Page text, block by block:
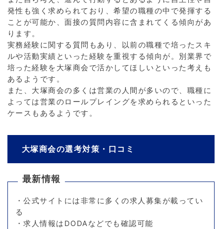
発性も強く求められており、希望の職種の中で発揮する
ことが可能か、面接の質問内容に含まれてくる傾向があ
ります。
実務経験に関する質問もあり、以前の職種で培ったスキ
ルや活動実績といった経験を重視する傾向が。別業界で
培った経験を大塚商会で活かしてほしいといった考えも
あるようです。
また、大塚商会の多くは営業の人間が多いので、職種に
よっては営業のロールプレイングを求められるといった
ケースもあるようです。
大塚商会の選考対策・口コミ
最新情報
・公式サイトには非常に多くの求人募集が載ってい
る
・求人情報はDODAなどでも確認可能